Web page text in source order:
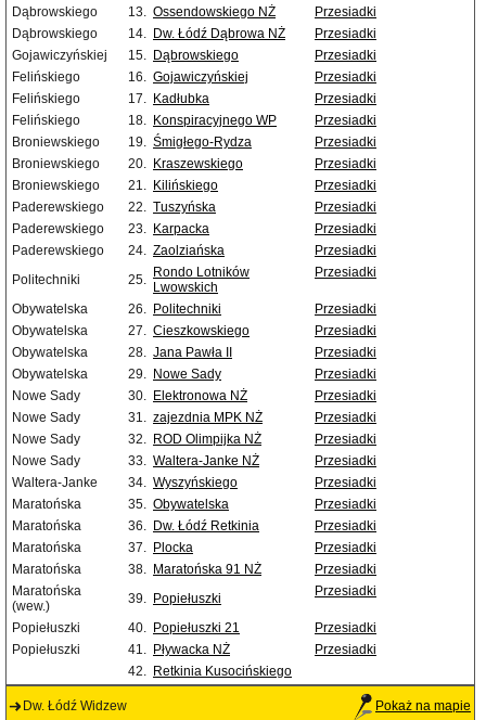
Dąbrowskiego
13. Ossendowskiego NŻ
Przesiadki
Dąbrowskiego
14. Dw. Łódź Dąbrowa NŻ
Przesiadki
Gojawiczyńskiej
15. Dąbrowskiego
Przesiadki
Felińskiego
16. Gojawiczyńskiej
Przesiadki
Felińskiego
17. Kadłubka
Przesiadki
Felińskiego
18. Konspiracyjnego WP
Przesiadki
Broniewskiego
19. Śmigłego-Rydza
Przesiadki
Broniewskiego
20. Kraszewskiego
Przesiadki
Broniewskiego
21. Kilińskiego
Przesiadki
Paderewskiego
22. Tuszyńska
Przesiadki
Paderewskiego
23. Karpacka
Przesiadki
Paderewskiego
24. Zaolziańska
Przesiadki
Politechniki
25. Rondo Lotników
Lwowskich
Przesiadki
Obywatelska 26. Politechniki
Przesiadki
Obywatelska
27. Cieszkowskiego
Przesiadki
Obywatelska
28. Jana Pawła II
Przesiadki
Obywatelska
29. Nowe Sady
Przesiadki
Nowe Sady
30. Elektronowa NŻ
Przesiadki
Nowe Sady
31. zajezdnia MPK NŻ
Przesiadki
Nowe Sady
32. ROD Olimpijka NŻ
Przesiadki
Nowe Sady
33. Waltera-Janke NŻ
Przesiadki
Waltera-Janke
34. Wyszyńskiego
Przesiadki
Maratońska
35. Obywatelska
Przesiadki
Maratońska
36. Dw. Łódź Retkinia
Przesiadki
Maratońska
37. Plocka
Przesiadki
Maratońska
38. Maratońska 91 NŻ
Przesiadki
Maratońska
(wew.)
39. Popiełuszki Przesiadki
Popiełuszki 40. Popiełuszki 21
Przesiadki
Popiełuszki
41. Pływacka NŻ
Przesiadki
42. Retkinia Kusocińskiego
Dw. Łódź Widzew Pokaż na mapie